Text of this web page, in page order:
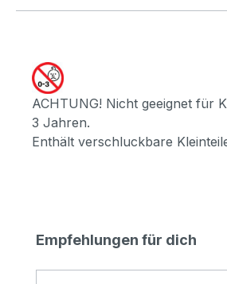
ACHTUNG! Nicht geeignet für
3 Jahren.
Enthält verschluckbare
Produktgalerie überspringen
Empfehlungen für dich